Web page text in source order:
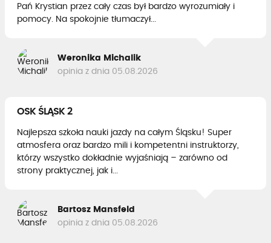
Pań Krystian przez cały czas był bardzo wyrozumiały i
pomocy. Na spokojnie tłumaczył...
Weronika Michalik
opinia z dnia 05.08.2026
OSK ŚLĄSK 2
Najlepsza szkoła nauki jazdy na całym Śląsku! Super
atmosfera oraz bardzo mili i kompetentni instruktorzy,
którzy wszystko dokładnie wyjaśniają – zarówno od
strony praktycznej, jak i...
Bartosz Mansfeld
opinia z dnia 05.08.2026